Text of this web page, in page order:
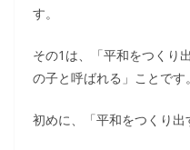
す。
その1は、「平和をつくり
の子と呼ばれる」ことです。
初めに、「平和をつくり出